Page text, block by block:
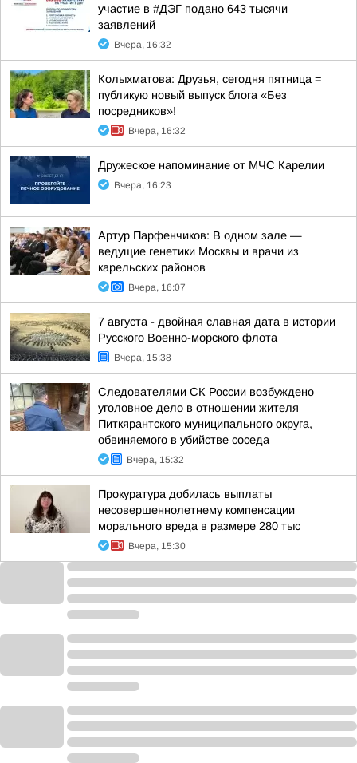
участие в #ДЭГ подано 643 тысячи
заявлений
Вчера, 16:32
Колыхматова: Друзья, сегодня пятница =
публикую новый выпуск блога «Без
посредников»!
Вчера, 16:32
Дружеское напоминание от МЧС Карелии
Вчера, 16:23
Артур Парфенчиков: В одном зале —
ведущие генетики Москвы и врачи из
карельских районов
Вчера, 16:07
7 августа - двойная славная дата в истории
Русского Военно-морского флота
Вчера, 15:38
Следователями СК России возбуждено
уголовное дело в отношении жителя
Питкярантского муниципального округа,
обвиняемого в убийстве соседа
Вчера, 15:32
Прокуратура добилась выплаты
несовершеннолетнему компенсации
морального вреда в размере 280 тыс
Вчера, 15:30